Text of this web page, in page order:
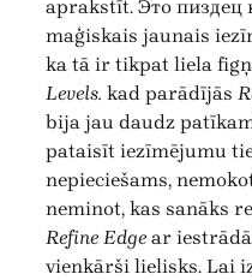
aprakstīt. Это пиздец
maģiskais jaunais
ka tā ir tikpat liela
Levels. kad parādījās
bija jau daudz
pataisīt iezīmējumu
nepieciešams,
neminot, kas sanāks
Refine Edgear
vienkārši lielisks. Lai